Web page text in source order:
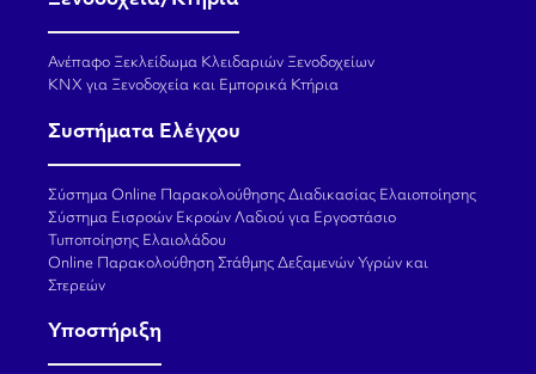
Ανέπαφο Ξεκλείδωμα Κλειδαριών Ξενοδοχείων
KNX για Ξενοδοχεία και Εμπορικά Κτήρια
Συστήματα Ελέγχου
Σύστημα Online Παρακολούθησης Διαδικασίας Ελαιοποίησης
Σύστημα Εισροών Εκροών Λαδιού για Εργοστάσιο
Τυποποίησης Ελαιολάδου
Online Παρακολούθηση Στάθμης Δεξαμενών Υγρών και
Στερεών
Υποστήριξη